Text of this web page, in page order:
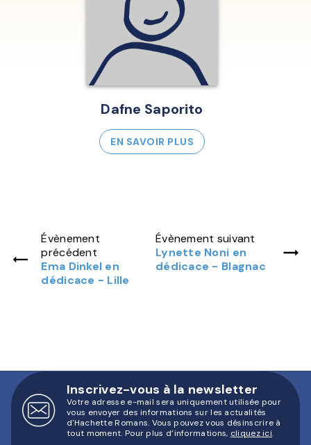
Dafne Saporito
EN SAVOIR PLUS
Évènement
précédent
Ema Dinkel en
dédicace - Lille
Évènement suivant
Lynette Noni en
dédicace - Blagnac
Inscrivez-vous à la newsletter
Votre adresse e-mail sera uniquement utilisée pour
vous envoyer des informations sur les actualités
d'Hachette Romans. Vous pouvez vous désinscrire à
tout moment. Pour plus d’informations, cliquez ici.